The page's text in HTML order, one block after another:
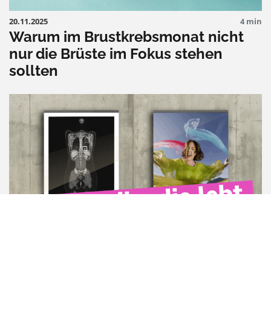
20.11.2025 4 min
Warum im Brustkrebsmonat nicht
nur die Brüste im Fokus stehen
sollten